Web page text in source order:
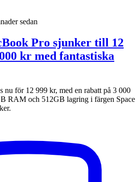
sedan
Pro sjunker till 12
kr med fantastiska
för 12 999 kr, med en rabatt på 3 000
RAM och 512GB lagring i färgen Space